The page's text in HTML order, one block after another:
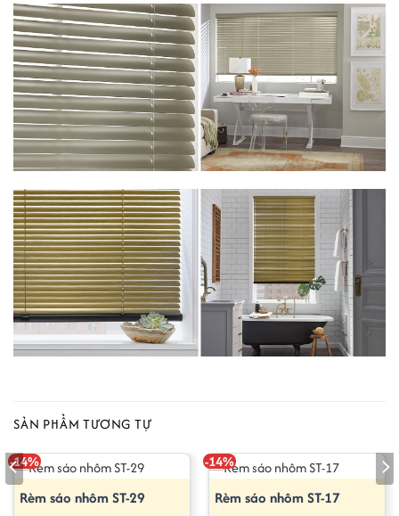
SẢN PHẨM TƯƠNG TỰ
-14%
Rèm sáo nhôm ST-29
-14%
Rèm sáo nhôm ST-17